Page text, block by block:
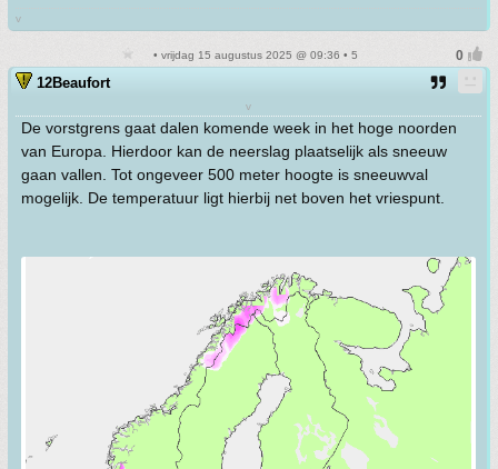
v
• vrijdag 15 augustus 2025 @ 09:36 • 5
12Beaufort
v
De vorstgrens gaat dalen komende week in het hoge noorden
van Europa. Hierdoor kan de neerslag plaatselijk als sneeuw
gaan vallen. Tot ongeveer 500 meter hoogte is sneeuwval
mogelijk. De temperatuur ligt hierbij net boven het vriespunt.